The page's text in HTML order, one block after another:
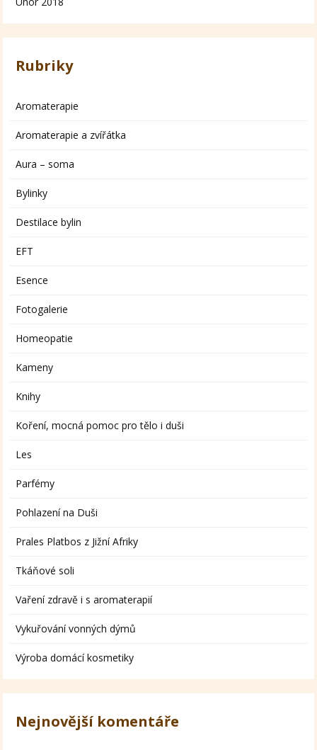
Rubriky
Aromaterapie
Aromaterapie a zvířátka
Aura – soma
Bylinky
Destilace bylin
EFT
Esence
Fotogalerie
Homeopatie
Kameny
Knihy
Koření, mocná pomoc pro tělo i duši
Les
Parfémy
Pohlazení na Duši
Prales Platbos z Jižní Afriky
Tkáňové soli
Vaření zdravě i s aromaterapií
Vykuřování vonných dýmů
Výroba domácí kosmetiky
Nejnovější komentáře